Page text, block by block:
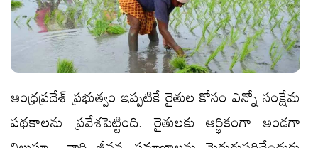
ఆంధ్రప్రదేశ్ ప్రభుత్వం ఇప్పటికే రైతుల కోసం ఎన్నో సంక్షేమ
పథకాలను ప్రవేశపెట్టింది. రైతులకు ఆర్థికంగా అండగా